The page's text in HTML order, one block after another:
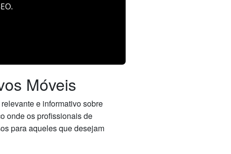
Móveis
e informativo sobre
onde os profissionais de
para aqueles que desejam